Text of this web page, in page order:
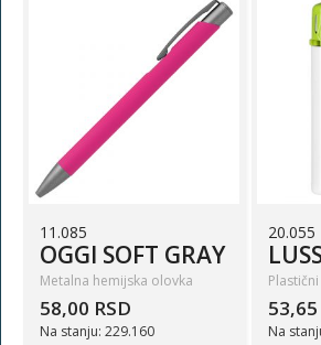
11.085
OGGI SOFT GRAY
Metalna hemijska olovka
58,00 RSD
Na stanju: 229.160
20.055
53,65
Na